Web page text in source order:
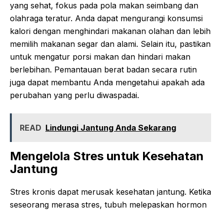
yang sehat, fokus pada pola makan seimbang dan
olahraga teratur. Anda dapat mengurangi konsumsi
kalori dengan menghindari makanan olahan dan lebih
memilih makanan segar dan alami. Selain itu, pastikan
untuk mengatur porsi makan dan hindari makan
berlebihan. Pemantauan berat badan secara rutin
juga dapat membantu Anda mengetahui apakah ada
perubahan yang perlu diwaspadai.
READ Lindungi Jantung Anda Sekarang
Mengelola Stres untuk Kesehatan
Jantung
Stres kronis dapat merusak kesehatan jantung. Ketika
seseorang merasa stres, tubuh melepaskan hormon